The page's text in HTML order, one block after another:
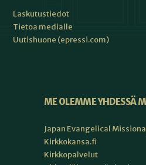
Laskutustiedot
Tietoa medialle
Uutishuone (epressi.com)
ME OLEMME YHDESSÄ
Japan Evangelical
Kirkkokansa.fi
Kirkkopalvelut